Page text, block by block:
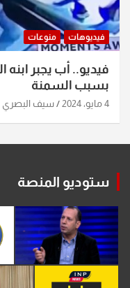
فيديوهات منوعات
فيديو.. أب يجبر
بسبب السمنة
4 مايو، 2024 سيف البصري
ستوديو المنصة